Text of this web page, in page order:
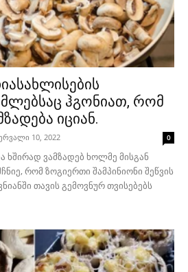
ჰგონიათ, რომ
იციან.
10, 2022 0
ხშირად ვამზადებ ხოლმე მისგან
რომ ზოგიერთი შამპინიონი შეწვის
თავის გემოვნურ თვისებებს